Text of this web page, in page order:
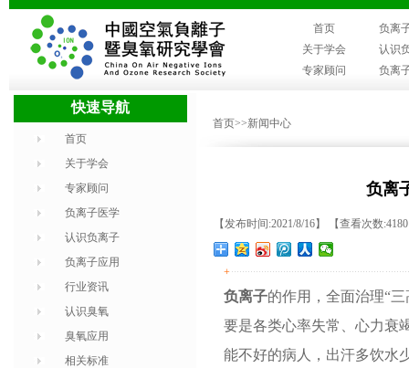
首页
负离
关于学会
认识
专家顾问
负离
快速导航
首页
关于学会
专家顾问
负离子医学
认识负离子
负离子应用
行业资讯
认识臭氧
臭氧应用
相关标准
首页>>新闻中心
负离
【发布时间:2021/8/16】 【查看次数
+
负离子的作用，全面治理“
要是各类心率失常、心力衰
能不好的病人，出汗多饮水